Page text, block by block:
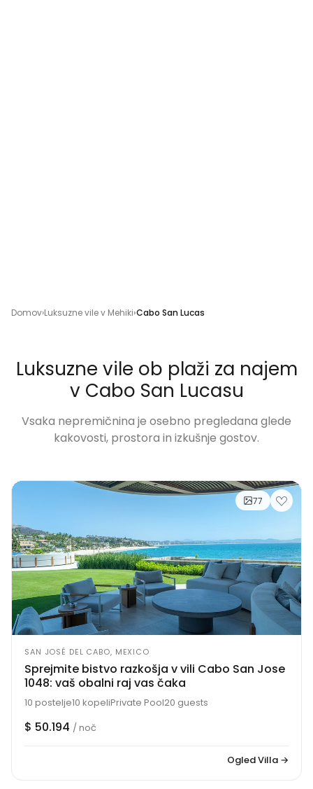
Domov Luksuzne vile v Mehiki Cabo San Lucas
Luksuzne vile ob plaži za najem
v Cabo San Lucasu
Vsaka nepremičnina je osebno pregledana glede
kakovosti, prostora in izkušnje gostov.
77
SAN JOSÉ DEL CABO, MEXICO
Sprejmite bistvo razkošja v vili Cabo San Jose
1048: vaš obalni raj vas čaka
10 postelje10 kopeliPrivate Pool20 guests
$ 50.194 / noč
Ogled Villa →